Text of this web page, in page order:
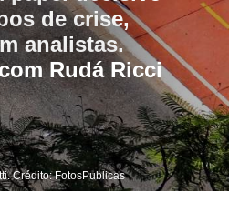
de crise,
analistas.
Rudá Ricci
Crédito: FotosPublicas